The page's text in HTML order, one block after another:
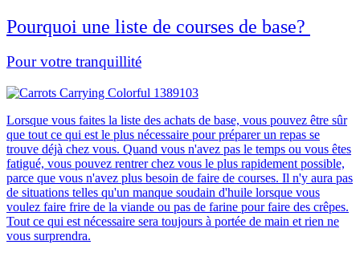
Pourquoi une liste de courses de base?
Pour votre tranquillité
Lorsque vous faites la liste des achats de base, vous pouvez être sûr
que tout ce qui est le plus nécessaire pour préparer un repas se
trouve déjà chez vous. Quand vous n'avez pas le temps ou vous êtes
fatigué, vous pouvez rentrer chez vous le plus rapidement possible,
parce que vous n'avez plus besoin de faire de courses. Il n'y aura pas
de situations telles qu'un manque soudain d'huile lorsque vous
voulez faire frire de la viande ou pas de farine pour faire des crêpes.
Tout ce qui est nécessaire sera toujours à portée de main et rien ne
vous surprendra.